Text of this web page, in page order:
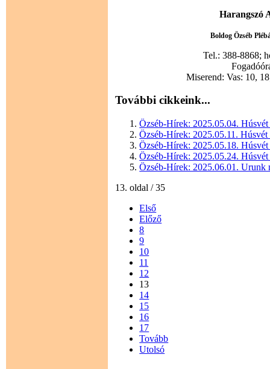
Harangszó
Boldog Özséb
Tel.: 388-8868;
Miserend: Vas: 10,
További cikkeink...
Özséb-Hírek: 2025.05.04. Húsvét
Özséb-Hírek: 2025.05.11. Húsvét
Özséb-Hírek: 2025.05.18. Húsvét
Özséb-Hírek: 2025.05.24. Húsvét
Özséb-Hírek: 2025.06.01. Urunk
13. oldal / 35
Első
Előző
8
9
10
11
12
13
14
15
16
17
Tovább
Utolsó